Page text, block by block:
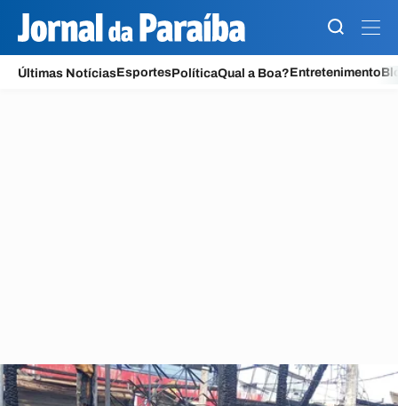
Últimas NotíciasEsportesPolíticaQual a Boa?Entretenimento